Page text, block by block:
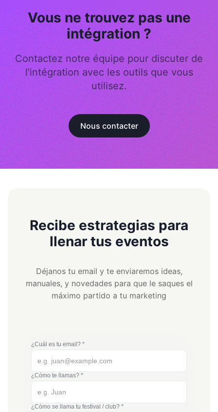
Vous ne trouvez pas une
intégration ?
Contactez notre équipe pour discuter de
l'intégration avec les outils que vous
utilisez.
Nous contacter
Recibe estrategias para
llenar tus eventos
Déjanos tu email y te enviaremos ideas,
manuales, y novedades para que le saques el
máximo partido a tu marketing